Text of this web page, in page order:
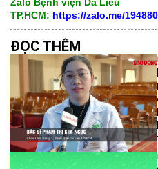
TP.HCM: https://zalo.me/
ĐỌC THÊM